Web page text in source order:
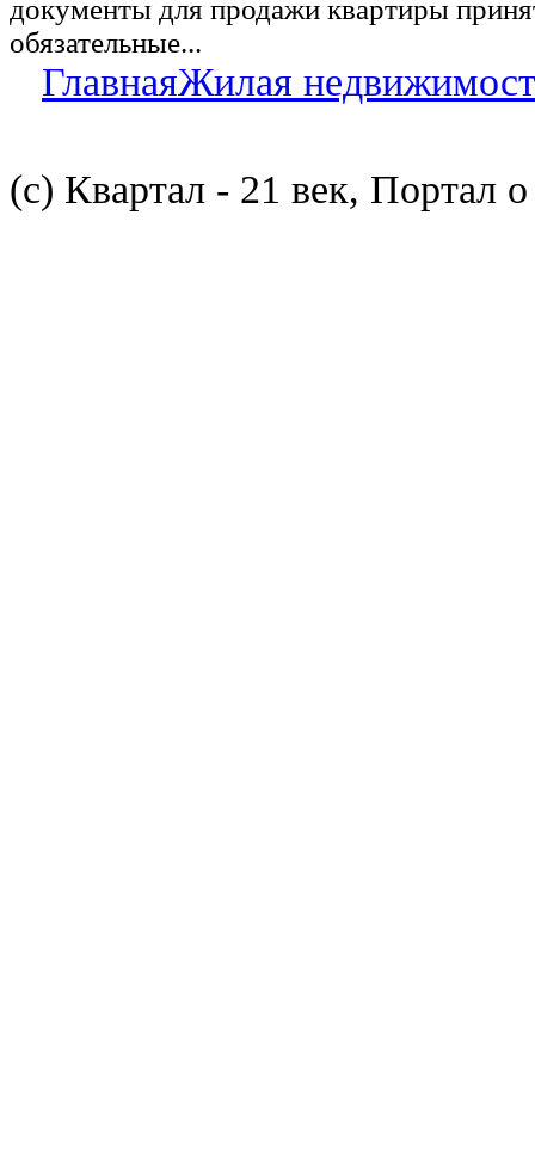
документы для продажи квартиры
обязательные...
ГлавнаяЖилая
(с) Квартал - 21 век, Портал